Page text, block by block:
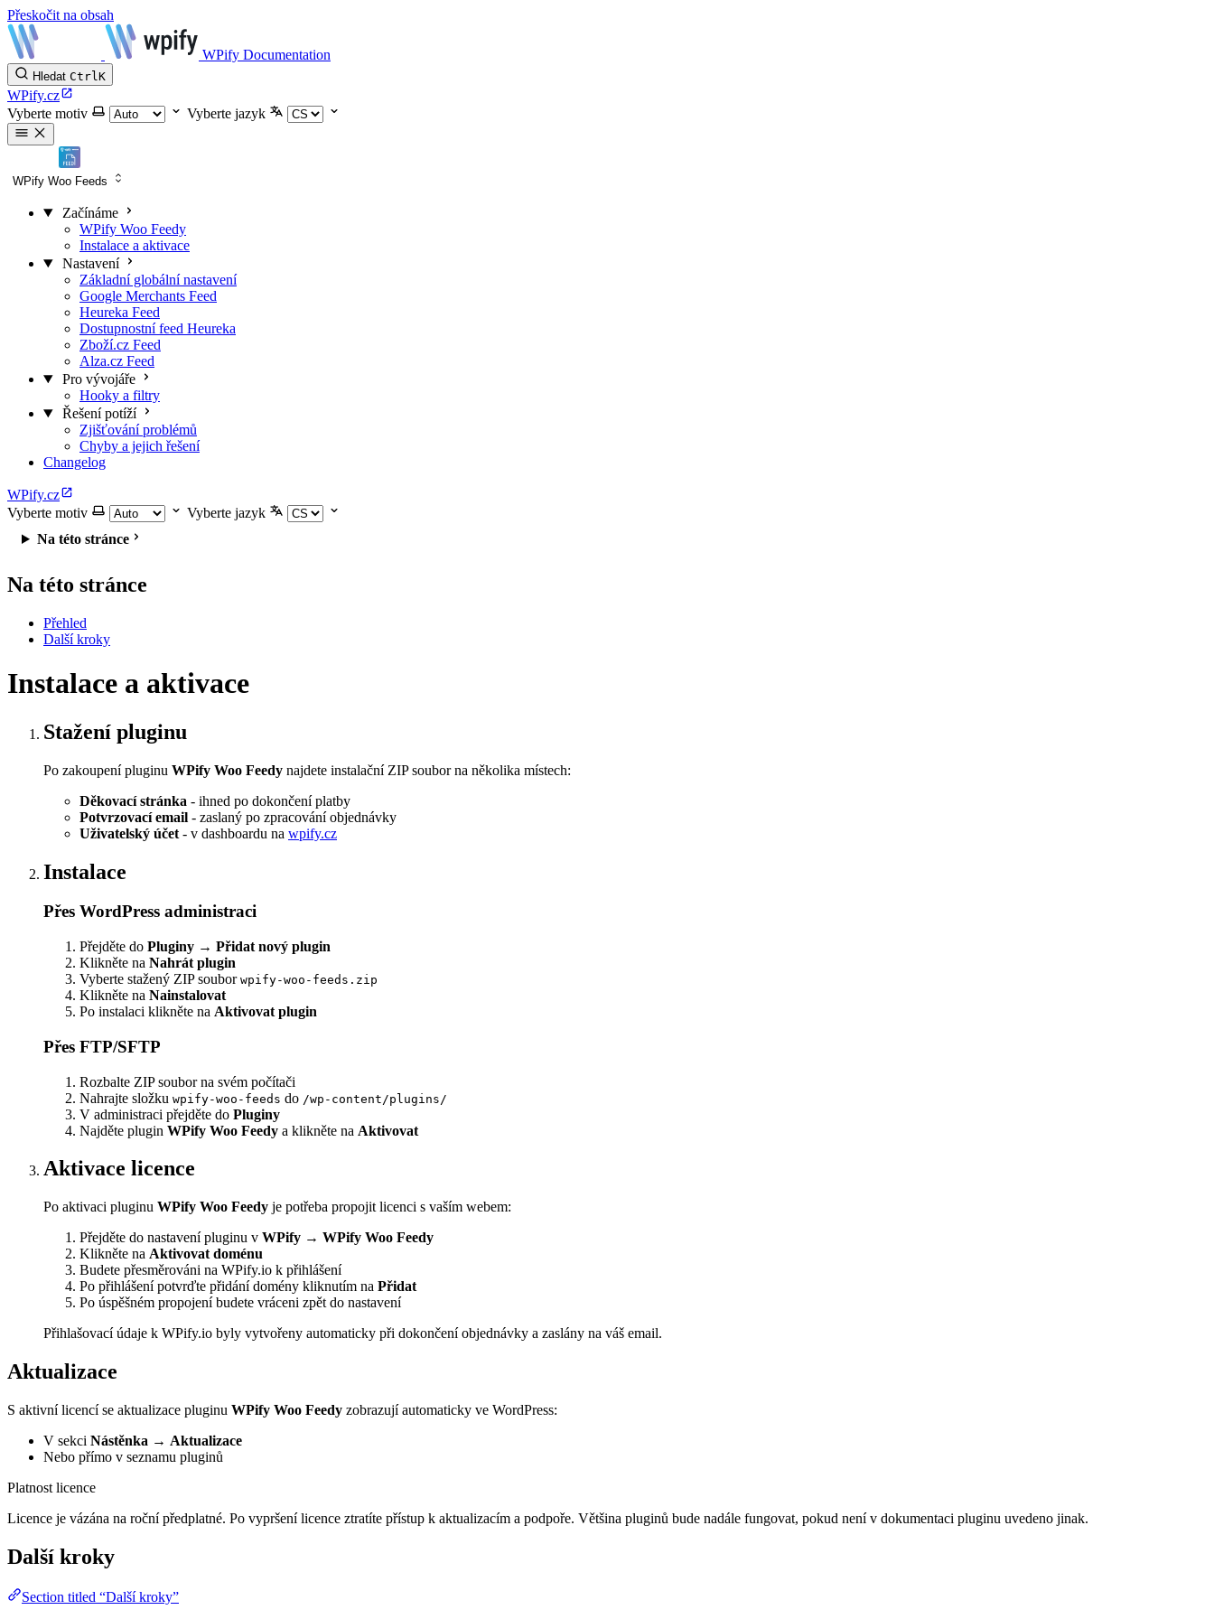
Přeskočit na obsah
WPify Documentation
Hledat CtrlK
WPify.cz
Vyberte motiv
Vyberte jazyk
WPify Woo Feeds
Začínáme
WPify Woo Feedy
Instalace a aktivace
Nastavení
Základní globální nastavení
Google Merchants Feed
Heureka Feed
Dostupnostní feed Heureka
Zboží.cz Feed
Alza.cz Feed
Pro vývojáře
Hooky a filtry
Řešení potíží
Zjišťování problémů
Chyby a jejich řešení
Changelog
WPify.cz
Vyberte motiv
Vyberte jazyk
Na této stránce
Na této stránce
Přehled
Další kroky
Instalace a aktivace
Stažení pluginu
Po zakoupení pluginu WPify Woo Feedy najdete instalační ZIP soubor na několika místech:
Děkovací stránka - ihned po dokončení platby
Potvrzovací email - zaslaný po zpracování objednávky
Uživatelský účet - v dashboardu na wpify.cz
Instalace
Přes WordPress administraci
Přejděte do Pluginy → Přidat nový plugin
Klikněte na Nahrát plugin
Vyberte stažený ZIP soubor wpify-woo-feeds.zip
Klikněte na Nainstalovat
Po instalaci klikněte na Aktivovat plugin
Přes FTP/SFTP
Rozbalte ZIP soubor na svém počítači
Nahrajte složku wpify-woo-feeds do /wp-content/plugins/
V administraci přejděte do Pluginy
Najděte plugin WPify Woo Feedy a klikněte na Aktivovat
Aktivace licence
Po aktivaci pluginu WPify Woo Feedy je potřeba propojit licenci s vaším webem:
Přejděte do nastavení pluginu v WPify → WPify Woo Feedy
Klikněte na Aktivovat doménu
Budete přesměrováni na WPify.io k přihlášení
Po přihlášení potvrďte přidání domény kliknutím na Přidat
Po úspěšném propojení budete vráceni zpět do nastavení
Přihlašovací údaje k WPify.io byly vytvořeny automaticky při dokončení objednávky a zaslány na váš email.
Aktualizace
S aktivní licencí se aktualizace pluginu WPify Woo Feedy zobrazují automaticky ve WordPress:
V sekci Nástěnka → Aktualizace
Nebo přímo v seznamu pluginů
Platnost licence
Licence je vázána na roční předplatné. Po vypršení licence ztratíte přístup k aktualizacím a podpoře. Většina pluginů bude nadále fungovat, pokud není v dokumentaci pluginu uvedeno jinak.
Další kroky
Section titled “Další kroky”